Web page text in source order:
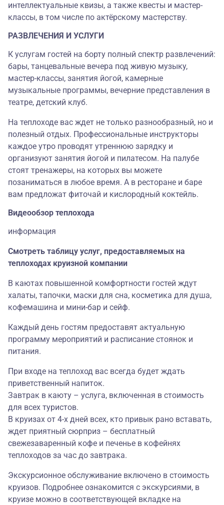
интеллектуальные квизы, а также квесты и мастер-
классы, в том числе по актёрскому мастерству.
РАЗВЛЕЧЕНИЯ И УСЛУГИ
К услугам гостей на борту полный спектр развлечений:
бары, танцевальные вечера под живую музыку,
мастер-классы, занятия йогой, камерные
музыкальные программы, вечерние представления в
театре, детский клуб.
На теплоходе вас ждет не только разнообразный, но и
полезный отдых. Профессиональные инструкторы
каждое утро проводят утреннюю зарядку и
организуют занятия йогой и пилатесом. На палубе
стоят тренажеры, на которых вы можете
позаниматься в любое время. А в ресторане и баре
вам предложат фиточай и кислородный коктейль.
Видеообзор теплохода
информация
Смотреть таблицу услуг, предоставляемых на
теплоходах круизной компании
В каютах повышенной комфортности гостей ждут
халаты, тапочки, маски для сна, косметика для душа,
кофемашина и мини-бар и сейф.
Каждый день гостям предоставят актуальную
программу мероприятий и расписание стоянок и
питания.
При входе на теплоход вас всегда будет ждать
приветственный напиток.
Завтрак в каюту – услуга, включенная в стоимость
для всех туристов.
В круизах от 4-х дней всех, кто привык рано вставать,
ждет приятный сюрприз – бесплатный
свежезаваренный кофе и печенье в кофейнях
теплоходов за час до завтрака.
Экскурсионное обслуживание включено в стоимость
круизов. Подробнее ознакомится с экскурсиями, в
круизе можно в соответствующей вкладке на